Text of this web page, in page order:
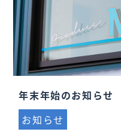
年末年始のお知らせ
お知らせ